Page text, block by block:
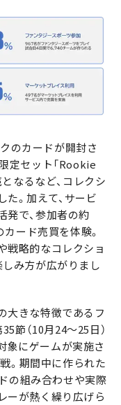
のカードが開封さ
定セット「Rookie
なるなど、コレクシ
。加えて、サービ
で、参加者の約
ード売買を体験。
戦略的なコレクショ
み方が広がりまし
大きな特徴であるフ
節（10月24～25日）
象にゲームが実施さ
。期間中に作られた
の組み合わせや実際
ーが熱く繰り広げら